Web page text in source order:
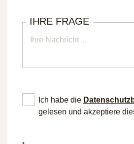
IHRE FRAGE
Ich habe die
gelesen und akzeptiere